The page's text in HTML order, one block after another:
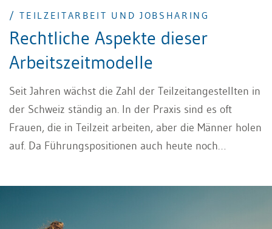
/ TEILZEITARBEIT UND JOBSHARING
Rechtliche Aspekte dieser
Arbeitszeitmodelle
Seit Jahren wächst die Zahl der Teilzeitangestellten in
der Schweiz ständig an. In der Praxis sind es oft
Frauen, die in Teilzeit arbeiten, aber die Männer holen
auf. Da Führungspositionen auch heute noch
Arbeitnehmenden und Unternehmen abzudecken. Der